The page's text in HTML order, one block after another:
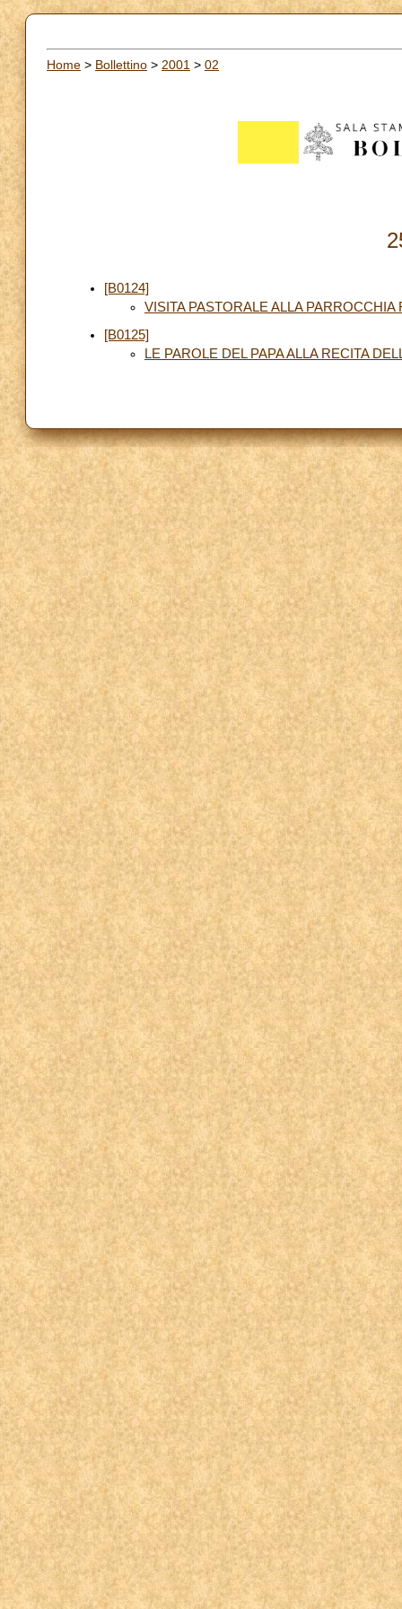
Home > Bollettino > 2001 > 02
[B0124]
VISITA PASTORALE ALLA
[B0125]
LE PAROLE DEL PAPA ALLA RECITA